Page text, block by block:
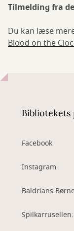
Tilmelding fra
Du kan læse
Blood on the
Bibliotekets
Facebook
Instagram
Baldrians